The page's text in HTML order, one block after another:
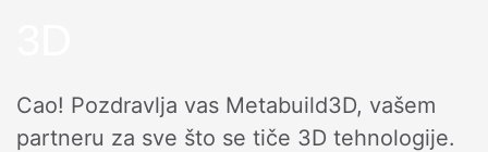
Cao! Pozdravlja vas Metabuild3D, vašem
partneru za sve što se tiče 3D tehnologije.